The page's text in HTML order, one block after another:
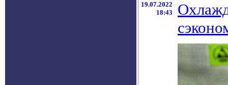
19.07.2022
18:43